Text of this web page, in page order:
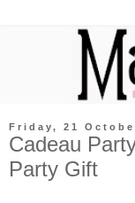
Friday, 21
Cadeau
Party Gift